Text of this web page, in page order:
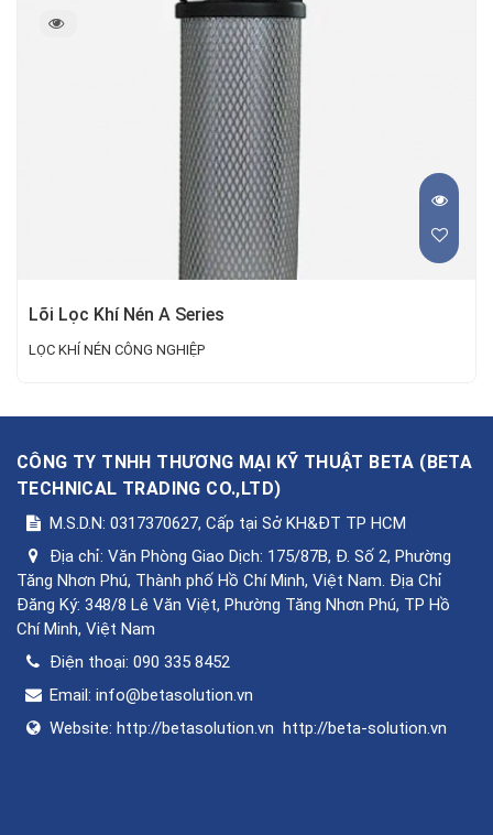
Lõi Lọc Khí Nén A Series
LỌC KHÍ NÉN CÔNG NGHIỆP
CÔNG TY TNHH THƯƠNG MẠI KỸ THUẬT BETA ( BETA
TECHNICAL TRADING CO.,LTD)
M.S.D.N: 0317370627, Cấp tại Sở KH&ĐT TP HCM
Địa chỉ: Văn Phòng Giao Dịch: 175/87B, Đ. Số 2, Phường
Tăng Nhơn Phú, Thành phố Hồ Chí Minh, Việt Nam. Địa Chỉ
Đăng Ký: 348/8 Lê Văn Việt, Phường Tăng Nhơn Phú, TP Hồ
Chí Minh, Việt Nam
Điện thoại: 090 335 8452
Email: info@betasolution.vn
Website: http://betasolution.vn http://beta-solution.vn